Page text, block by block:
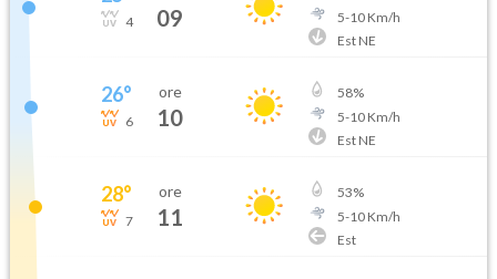
4 09
5-10Km/h
Est NE
26°
6
ore
10
58%
5-10Km/h
Est NE
28°
7
ore
11
53%
5-10Km/h
Est